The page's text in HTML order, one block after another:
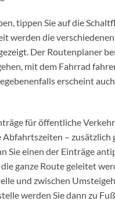
tippen Sie auf die
werden die
Der Routenplaner
mit dem Fahrrad
erscheint
für öffentliche
– zusätzlich
Sie einen der Einträge
ganze Route geleitet
und zwischen
werden Sie dann zu